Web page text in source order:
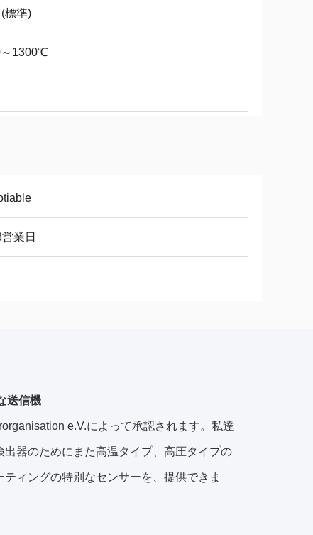
標準)
1300℃
業日
送信機
e.V.によって承認されます。私達
器のためにまた高温タイプ、高圧タイプの
ィングの特別なセンサーを、提供できま